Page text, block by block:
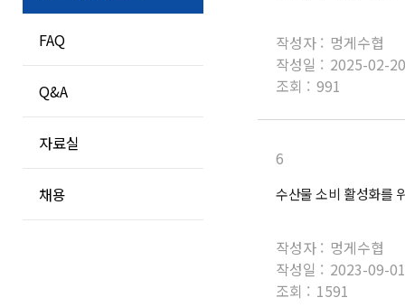
FAQ
Q&A
자료실
채용
작성자 : 멍게수협
작성일 : 2025-02-20
조회 : 991
6
수산물 소비 활성화를
작성자 : 멍게수협
작성일 : 2023-09-01
조회 : 1591